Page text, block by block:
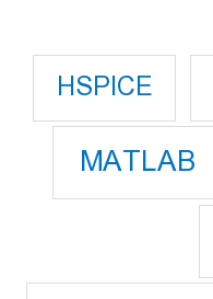
HSPICE
MATLAB